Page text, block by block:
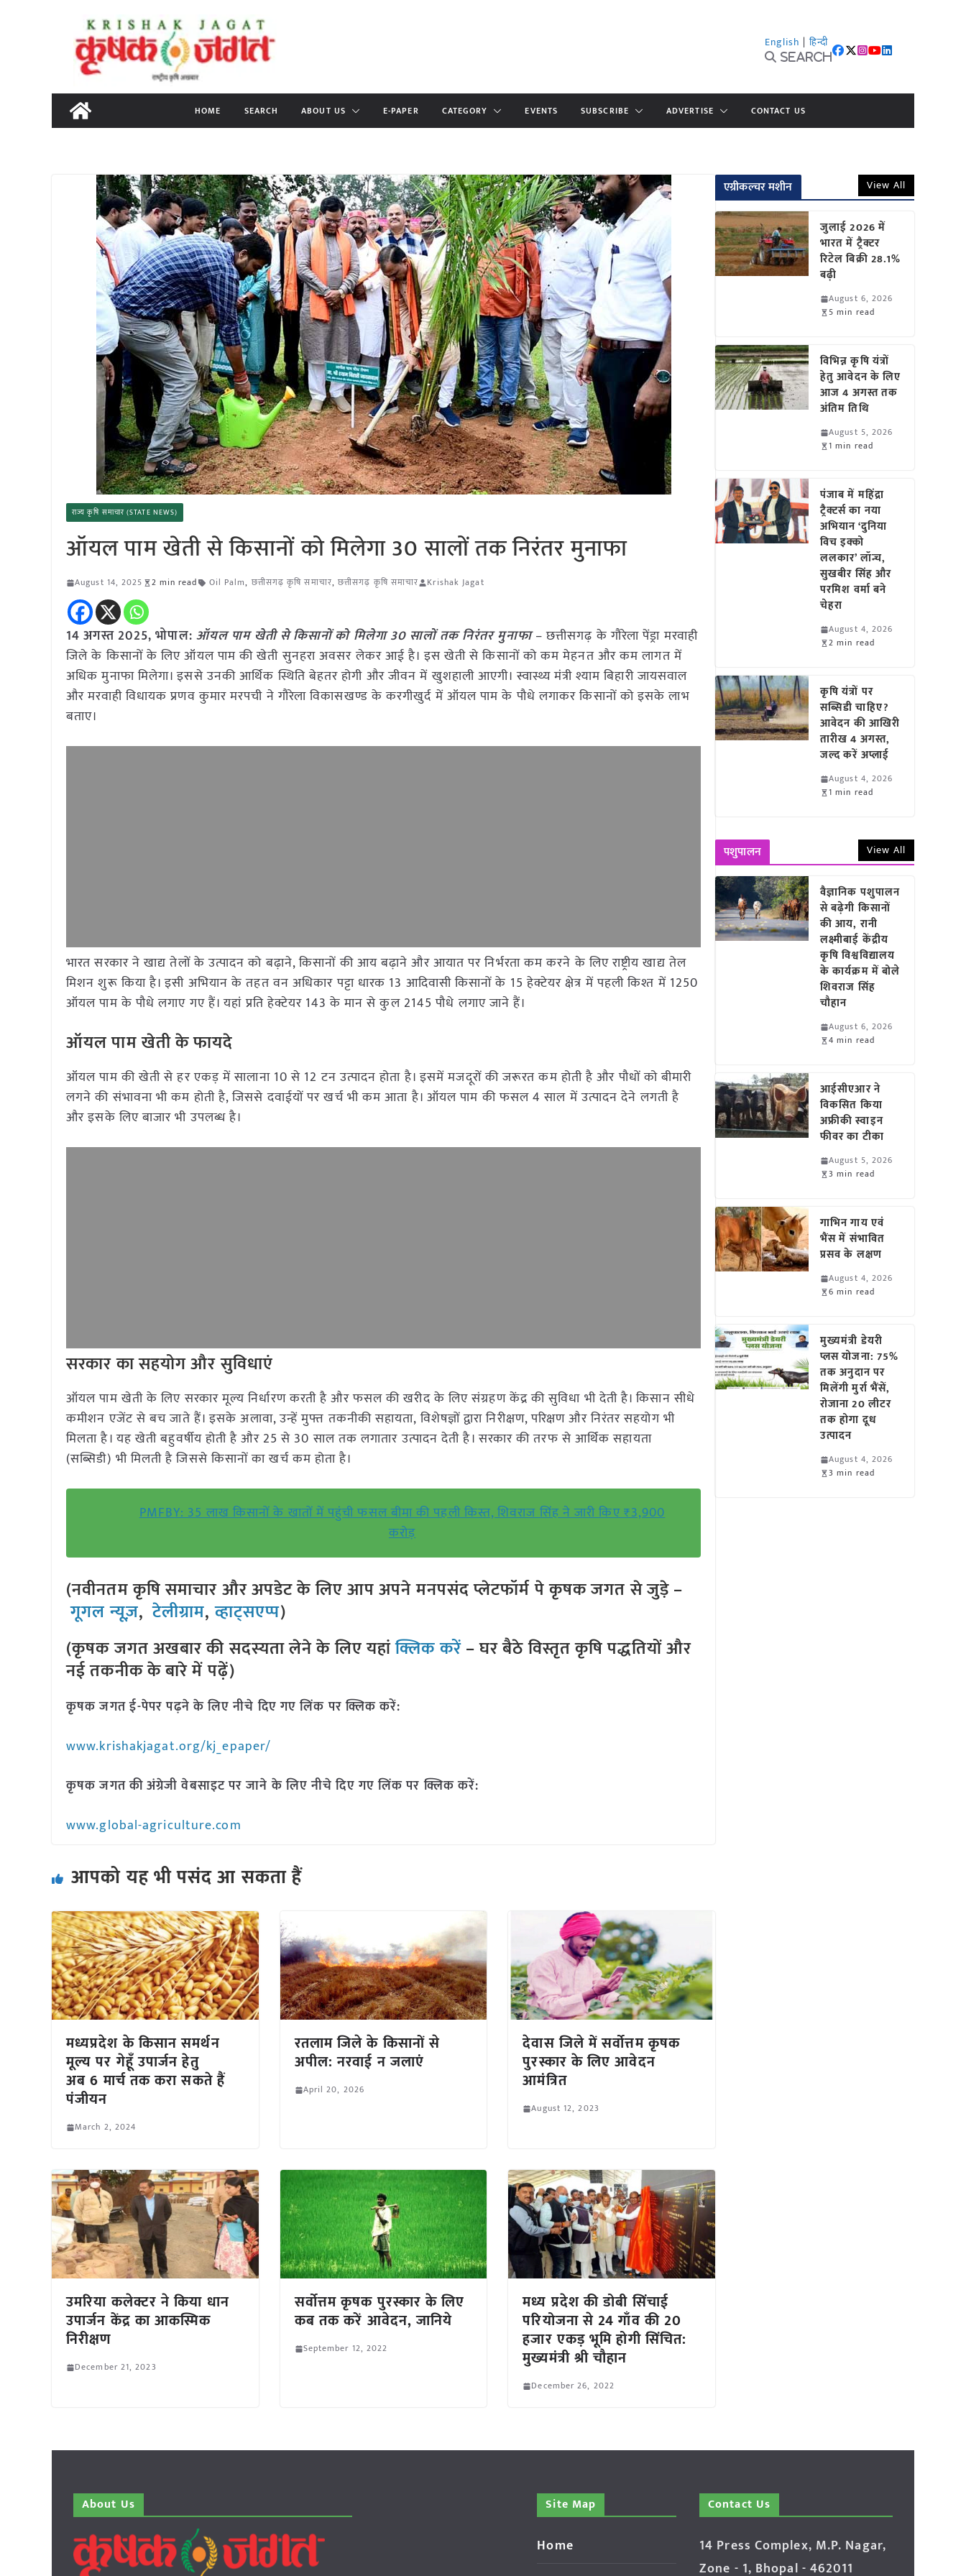
content
English | हिन्दी
Search
HOME SEARCH ABOUT US E-PAPER CATEGORY EVENTS SUBSCRIBE ADVERTISE CONTACT US
राज्य कृषि समाचार (STATE NEWS)
ऑयल पाम खेती से किसानों को मिलेगा 30 सालों तक निरंतर मुनाफा
August 14, 2025 2 min read Oil Palm, छत्तीसगढ़ कृषि समाचार,छत्तीसगढ़ कृषि समाचार Krishak Jagat
14 अगस्त 2025, भोपाल: ऑयल पाम खेती से किसानों को मिलेगा 30 सालों तक निरंतर मुनाफा– छत्तीसगढ़ के गौरेला पेंड्रा मरवाही
जिले के किसानों के लिए ऑयल पाम की खेती सुनहरा अवसर लेकर आई है। इस खेती से किसानों को कम मेहनत और कम लागत में
अधिक मुनाफा मिलेगा। इससे उनकी आर्थिक स्थिति बेहतर होगी और जीवन में खुशहाली आएगी। स्वास्थ्य मंत्री श्याम बिहारी जायसवाल
और मरवाही विधायक प्रणव कुमार मरपची ने गौरेला विकासखण्ड के करगीखुर्द में ऑयल पाम के पौधे लगाकर किसानों को इसके लाभ
बताए।
भारत सरकार ने खाद्य तेलों के उत्पादन को बढ़ाने, किसानों की आय बढ़ाने और आयात पर निर्भरता कम करने के लिए राष्ट्रीय खाद्य तेल
मिशन शुरू किया है। इसी अभियान के तहत वन अधिकार पट्टा धारक 13 आदिवासी किसानों के 15 हेक्टेयर क्षेत्र में पहली किश्त में 1250
ऑयल पाम के पौधे लगाए गए हैं। यहां प्रति हेक्टेयर 143 के मान से कुल 2145 पौधे लगाए जाने हैं।
ऑयल पाम खेती के फायदे
ऑयल पाम की खेती से हर एकड़ में सालाना 10 से 12 टन उत्पादन होता है। इसमें मजदूरों की जरूरत कम होती है और पौधों को बीमारी
लगने की संभावना भी कम होती है, जिससे दवाईयों पर खर्च भी कम आता है। ऑयल पाम की फसल 4 साल में उत्पादन देने लगती है
और इसके लिए बाजार भी उपलब्ध है।
सरकार का सहयोग और सुविधाएं
ऑयल पाम खेती के लिए सरकार मूल्य निर्धारण करती है और फसल की खरीद के लिए संग्रहण केंद्र की सुविधा भी देती है। किसान सीधे
कमीशन एजेंट से बच जाते हैं। इसके अलावा, उन्हें मुफ्त तकनीकी सहायता, विशेषज्ञों द्वारा निरीक्षण, परिक्षण और निरंतर सहयोग भी
मिलता है। यह खेती बहुवर्षीय होती है और 25 से 30 साल तक लगातार उत्पादन देती है। सरकार की तरफ से आर्थिक सहायता
(सब्सिडी) भी मिलती है जिससे किसानों का खर्च कम होता है।
PMFBY: 35 लाख किसानों के खातों में पहुंची फसल बीमा की पहली किस्त, शिवराज सिंह ने जारी किए ₹3,900
करोड़
(नवीनतम कृषि समाचार और अपडेट के लिए आप अपने मनपसंद प्लेटफॉर्म पे कृषक जगत से जुड़े –
गूगल न्यूज़,टेलीग्राम,व्हाट्सएप्प)
(कृषक जगत अखबार की सदस्यता लेने के लिए यहांक्लिक करें– घर बैठे विस्तृत कृषि पद्धतियों और
नई तकनीक के बारे में पढ़ें)
कृषक जगत ई-पेपर पढ़ने के लिए नीचे दिए गए लिंक पर क्लिक करें:
www.krishakjagat.org/kj_epaper/
कृषक जगत की अंग्रेजी वेबसाइट पर जाने के लिए नीचे दिए गए लिंक पर क्लिक करें:
www.global-agriculture.com
आपको यह भी पसंद आ सकता हैं
मध्यप्रदेश के किसान समर्थन
मूल्य पर गेहूँ उपार्जन हेतु
अब 6 मार्च तक करा सकते हैं
पंजीयन
March 2, 2024
रतलाम जिले के किसानों से
अपील: नरवाई न जलाएं
April 20, 2026
देवास जिले में सर्वोत्तम कृषक
पुरस्कार के लिए आवेदन
आमंत्रित
August 12, 2023
उमरिया कलेक्टर ने किया धान
उपार्जन केंद्र का आकस्मिक
निरीक्षण
December 21, 2023
सर्वोत्तम कृषक पुरस्कार के लिए
कब तक करें आवेदन, जानिये
September 12, 2022
मध्य प्रदेश की डोबी सिंचाई
परियोजना से 24 गाँव की 20
हजार एकड़ भूमि होगी सिंचित:
मुख्यमंत्री श्री चौहान
December 26, 2022
एग्रीकल्चर मशीन View All
जुलाई 2026 में
भारत में ट्रैक्टर
रिटेल बिक्री 28.1%
बढ़ी
August 6, 2026
5 min read
विभिन्न कृषि यंत्रों
हेतु आवेदन के लिए
आज 4 अगस्त तक
अंतिम तिथि
August 5, 2026
1 min read
पंजाब में महिंद्रा
ट्रैक्टर्स का नया
अभियान ‘दुनिया
विच इक्को
ललकार’ लॉन्च,
सुखबीर सिंह और
परमिश वर्मा बने
चेहरा
August 4, 2026
2 min read
कृषि यंत्रों पर
सब्सिडी चाहिए?
आवेदन की आखिरी
तारीख 4 अगस्त,
जल्द करें अप्लाई
August 4, 2026
1 min read
पशुपालन View All
वैज्ञानिक पशुपालन
से बढ़ेगी किसानों
की आय, रानी
लक्ष्मीबाई केंद्रीय
कृषि विश्वविद्यालय
के कार्यक्रम में बोले
शिवराज सिंह
चौहान
August 6, 2026
4 min read
आईसीएआर ने
विकसित किया
अफ्रीकी स्वाइन
फीवर का टीका
August 5, 2026
3 min read
गाभिन गाय एवं
भैंस में संभावित
प्रसव के लक्षण
August 4, 2026
6 min read
मुख्यमंत्री डेयरी
प्लस योजना: 75%
तक अनुदान पर
मिलेंगी मुर्रा भैंसें,
रोजाना 20 लीटर
तक होगा दूध
उत्पादन
August 4, 2026
3 min read
About Us Site Map
Home
Contact Us
14 Press Complex, M.P. Nagar,
Zone - 1, Bhopal - 462011